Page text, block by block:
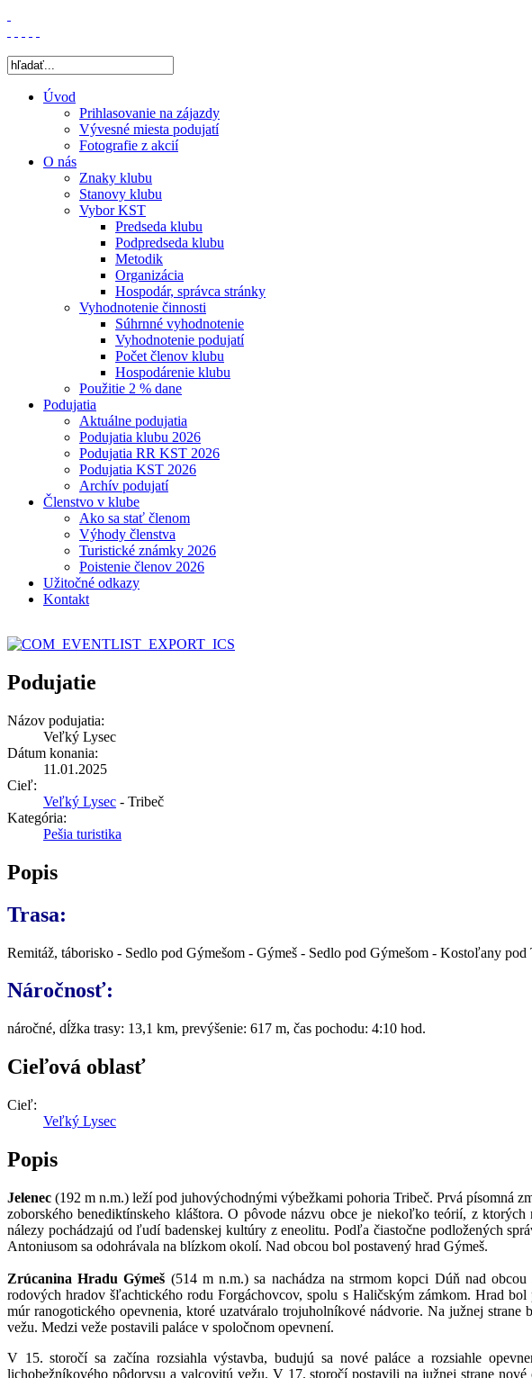
Úvod
Prihlasovanie na zájazdy
Vývesné miesta podujatí
Fotografie z akcií
O nás
Znaky klubu
Stanovy klubu
Vybor KST
Predseda klubu
Podpredseda klubu
Metodik
Organizácia
Hospodár, správca stránky
Vyhodnotenie činnosti
Súhrnné vyhodnotenie
Vyhodnotenie podujatí
Počet členov klubu
Hospodárenie klubu
Použitie 2 % dane
Podujatia
Aktuálne podujatia
Podujatia klubu 2026
Podujatia RR KST 2026
Podujatia KST 2026
Archív podujatí
Členstvo v klube
Ako sa stať členom
Výhody členstva
Turistické známky 2026
Poistenie členov 2026
Užitočné odkazy
Kontakt
Podujatie
Názov podujatia:
Veľký Lysec
Dátum konania:
11.01.2025
Cieľ:
Veľký Lysec - Tribeč
Kategória:
Pešia turistika
Popis
Trasa:
Remitáž, táborisko - Sedlo pod Gýmešom - Gýmeš - Sedlo pod Gýmešom - Kostoľany
Náročnosť:
náročné, dĺžka trasy: 13,1 km, prevýšenie: 617 m, čas pochodu: 4:10 hod.
Cieľová oblasť
Cieľ:
Veľký Lysec
Popis
Jelenec (192 m n.m.) leží pod juhovýchodnými výbežkami pohoria Tribeč. Prvá písomná
zoborského benediktínskeho kláštora. O pôvode názvu obce je niekoľko teórií, z
nálezy pochádzajú od ľudí badenskej kultúry z eneolitu. Podľa čiastočne podložených
Antoniusom sa odohrávala na blízkom okolí. Nad obcou bol postavený hrad Gýmeš.
Zrúcanina Hradu Gýmeš (514 m n.m.) sa nachádza na strmom kopci Dúň nad
rodových hradov šľachtického rodu Forgáchovcov, spolu s Haličským zámkom. Hrad
múr ranogotického opevnenia, ktoré uzatváralo trojuholníkové nádvorie. Na južnej
vežu. Medzi veže postavili paláce v spoločnom opevnení.
V 15. storočí sa začína rozsiahla výstavba, budujú sa nové paláce a rozsiahle
lichobežníkového pôdorysu a valcovitú vežu. V 17. storočí postavili na južnej strane